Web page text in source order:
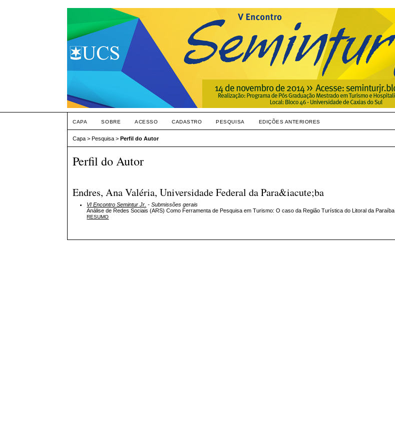
CAPA SOBRE ACESSO CADASTRO PESQUISA EDIÇÕES ANTERIORES
Capa >Pesquisa >Perfil do Autor
Perfil do Autor
Endres, Ana Valéria, Universidade Federal da Para&iacute;ba
VI Encontro Semintur Jr. - Submissões gerais
Análise de Redes Sociais (ARS) Como Ferramenta de Pesquisa em Turismo: O caso da Região Turística do Litoral da Paraíba
RESUMO